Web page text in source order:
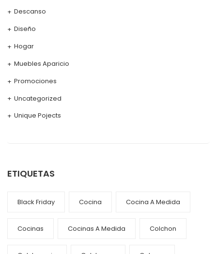
Descanso
Diseño
Hogar
Muebles Aparicio
Promociones
Uncategorized
Unique Pojects
ETIQUETAS
Black Friday Cocina Cocina A Medida
Cocinas Cocinas A Medida Colchon